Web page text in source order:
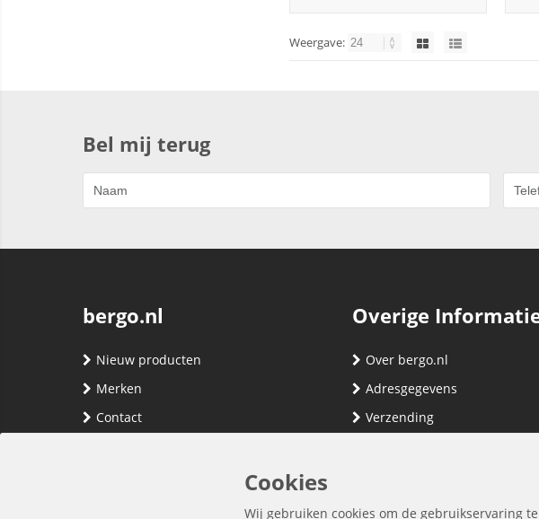
Weergave:
Bel mij terug
bergo.nl
Nieuw producten
Merken
Contact
Overige
Over bergo.nl
Adresgegevens
Verzending
Cookies
Wij gebruiken cookies om de gebruikservaring